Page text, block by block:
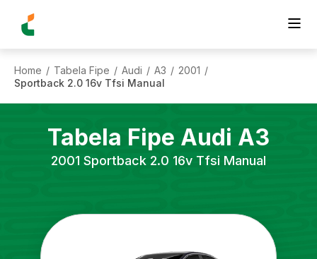
Home / Tabela Fipe / Audi / A3 / 2001 /
Sportback 2.0 16v Tfsi Manual
Tabela Fipe Audi A3
2001 Sportback 2.0 16v Tfsi Manual